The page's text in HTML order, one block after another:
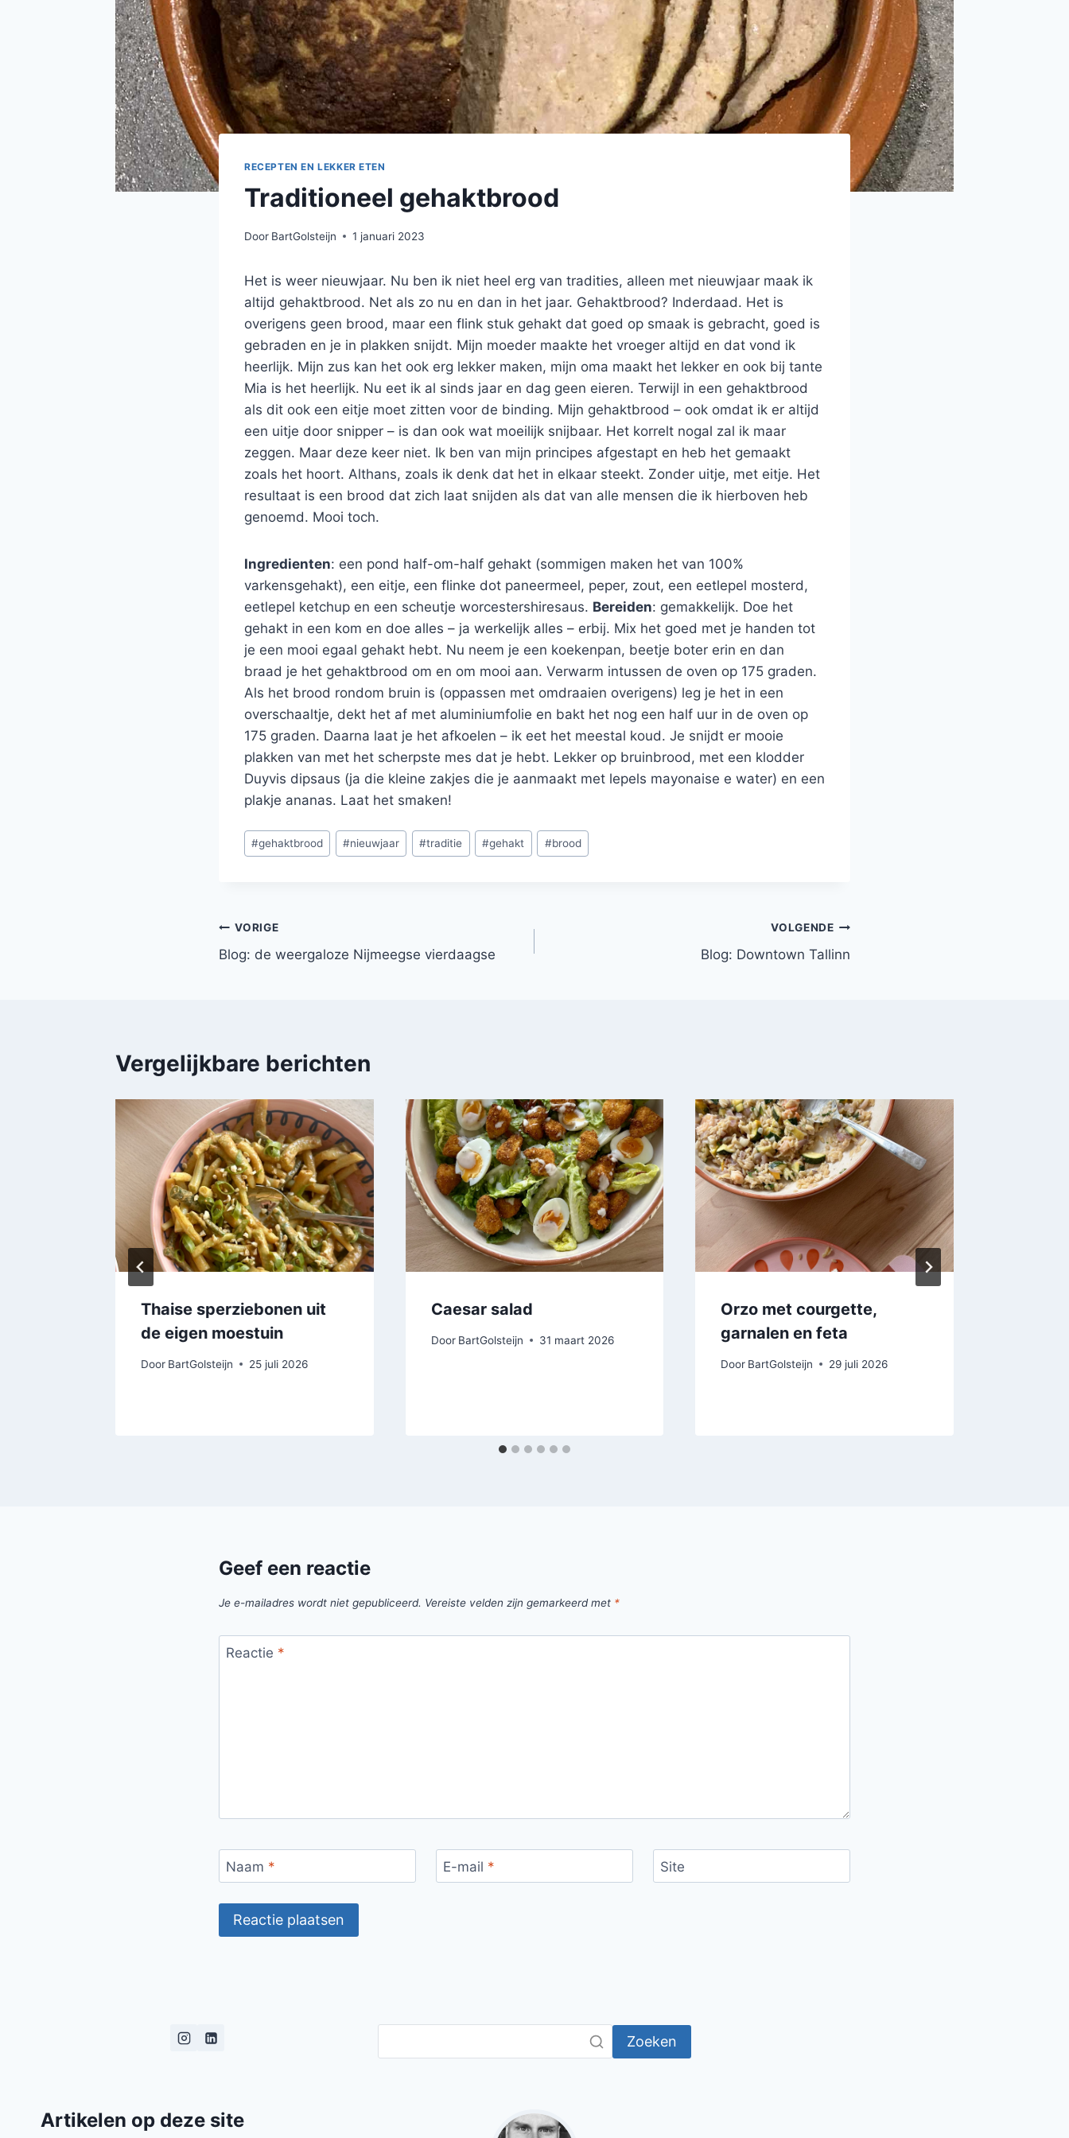
RECEPTEN EN LEKKER ETEN
Traditioneel gehaktbrood
Door BartGolsteijn 1 januari 2023
Het is weer nieuwjaar. Nu ben ik niet heel erg van tradities, alleen met nieuwjaar maak ik
altijd gehaktbrood. Net als zo nu en dan in het jaar. Gehaktbrood? Inderdaad. Het is
overigens geen brood, maar een flink stuk gehakt dat goed op smaak is gebracht, goed is
gebraden en je in plakken snijdt. Mijn moeder maakte het vroeger altijd en dat vond ik
heerlijk. Mijn zus kan het ook erg lekker maken, mijn oma maakt het lekker en ook bij tante
Mia is het heerlijk. Nu eet ik al sinds jaar en dag geen eieren. Terwijl in een gehaktbrood
als dit ook een eitje moet zitten voor de binding. Mijn gehaktbrood – ook omdat ik er altijd
een uitje door snipper – is dan ook wat moeilijk snijbaar. Het korrelt nogal zal ik maar
zeggen. Maar deze keer niet. Ik ben van mijn principes afgestapt en heb het gemaakt
zoals het hoort. Althans, zoals ik denk dat het in elkaar steekt. Zonder uitje, met eitje. Het
resultaat is een brood dat zich laat snijden als dat van alle mensen die ik hierboven heb
genoemd. Mooi toch.
Ingredienten: een pond half-om-half gehakt (sommigen maken het van 100%
varkensgehakt), een eitje, een flinke dot paneermeel, peper, zout, een eetlepel mosterd,
eetlepel ketchup en een scheutje worcestershiresaus. Bereiden: gemakkelijk. Doe het
gehakt in een kom en doe alles – ja werkelijk alles – erbij. Mix het goed met je handen tot
je een mooi egaal gehakt hebt. Nu neem je een koekenpan, beetje boter erin en dan
braad je het gehaktbrood om en om mooi aan. Verwarm intussen de oven op 175 graden.
Als het brood rondom bruin is (oppassen met omdraaien overigens) leg je het in een
overschaaltje, dekt het af met aluminiumfolie en bakt het nog een half uur in de oven op
175 graden. Daarna laat je het afkoelen – ik eet het meestal koud. Je snijdt er mooie
plakken van met het scherpste mes dat je hebt. Lekker op bruinbrood, met een klodder
Duyvis dipsaus (ja die kleine zakjes die je aanmaakt met lepels mayonaise e water) en een
plakje ananas. Laat het smaken!
Bericht
tags:
#gehaktbrood #nieuwjaar #traditie #gehakt #brood
Bericht
navigatie
VORIGE
Blog: de weergaloze Nijmeegse vierdaagse
VOLGENDE
Blog: Downtown Tallinn
Vergelijkbare berichten
Thaise sperziebonen uit
de eigen moestuin
Door BartGolsteijn 25 juli 2026
Caesar salad
Door BartGolsteijn 31 maart 2026
Orzo met courgette,
garnalen en feta
Door BartGolsteijn 29 juli 2026
Geef een reactie
Je e-mailadres wordt niet gepubliceerd. Vereiste velden zijn gemarkeerd met *
Reactie *
Naam * E-mail * Site
Zoeken
Artikelen op deze site